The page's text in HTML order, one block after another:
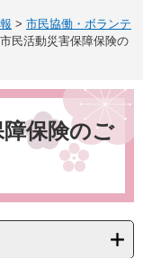
> 市民協働・ボランテ
民活動災害保障保険の
保険のご